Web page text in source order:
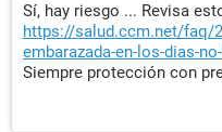
Sí, hay riesgo ... Revisa
https://salud.ccm.net/faq/
embarazada-en-los-dias-
Siempre protección con